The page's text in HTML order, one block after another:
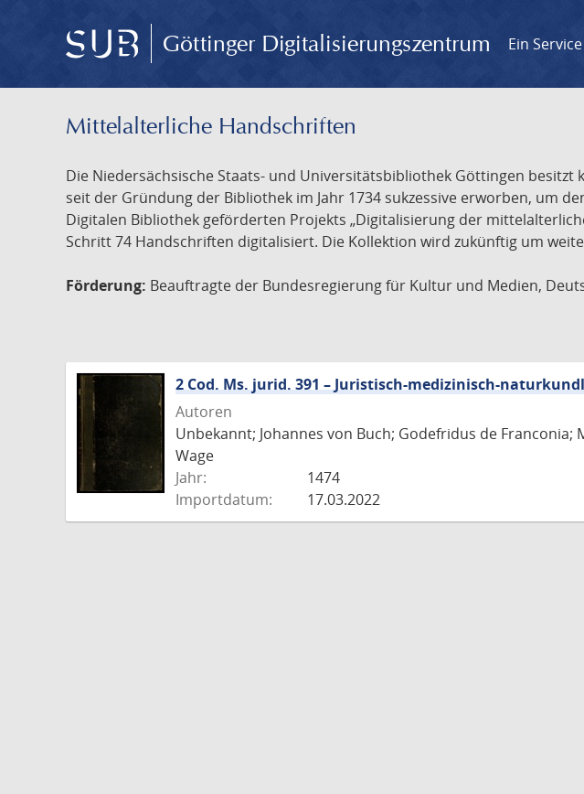
Göttinger Digitalisierungszentrum Ein
Mittelalterliche Handschriften
Die Niedersächsische Staats- und Universitätsbibliothek Göttingen
seit der Gründung der Bibliothek im Jahr 1734 sukzessive erworben, um
Digitalen Bibliothek geförderten Projekts „Digitalisierung der
Schritt 74 Handschriften digitalisiert. Die Kollektion wird zukünftig um
Förderung: Beauftragte der Bundesregierung für Kultur und Medien,
2 Cod. Ms. jurid. 391 – Juristisch-medizinisch-
Autoren
Unbekannt; Johannes von Buch; Godefridus de
Wage
Jahr:
1474
Importdatum:
17.03.2022